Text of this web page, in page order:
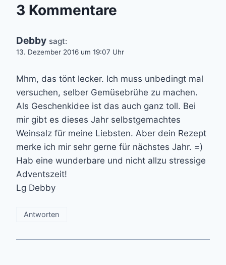
3 Kommentare
Debby sagt:
13. Dezember 2016 um 19:07 Uhr
Mhm, das tönt lecker. Ich muss unbedingt mal
versuchen, selber Gemüsebrühe zu machen.
Als Geschenkidee ist das auch ganz toll. Bei
mir gibt es dieses Jahr selbstgemachtes
Weinsalz für meine Liebsten. Aber dein Rezept
merke ich mir sehr gerne für nächstes Jahr. =)
Hab eine wunderbare und nicht allzu stressige
Adventszeit!
Lg Debby
Antworten